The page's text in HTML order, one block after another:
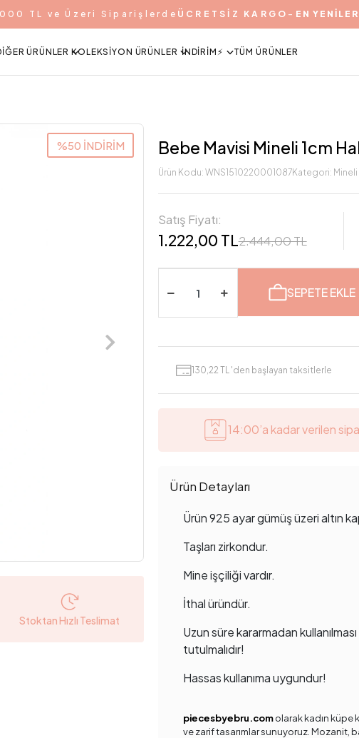
TL ve Üzeri Siparişlerde ÜCRETSİZ KARGO - EN
ÜRÜNLER KOLEKSIYON ÜRÜNLER İNDIRIM⚡️ TÜM ÜRÜNLER
%50 İNDİRİM
Stoktan Hızlı Teslimat
Bebe Mavisi Mineli 1cm
Ürün Kodu: WNS1510220001087Kategori:
Satış Fiyatı:
1.222,00 TL2.444,00 TL
SEPETE EKLE
130,22 TL 'den başlayan taksitlerle
14:00’a kadar verilen
Ürün Detayları
Ürün 925 ayar gümüş üzeri altın
Taşları zirkondur.
Mine işçiliği vardır.
İthal üründür.
Uzun süre kararmadan
tutulmalıdır!
Hassas kullanıma uygundur!
piecesbyebru.comolarak kadın küpe
ve zarif tasarımlar sunuyoruz. Mozanit,